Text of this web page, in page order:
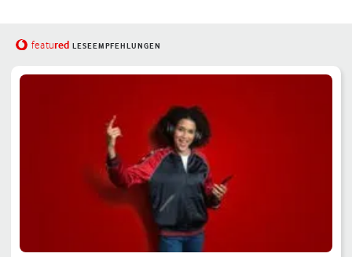
featured LESEEMPFEHLUNGEN